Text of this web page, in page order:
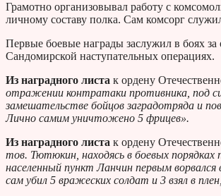
Грамотно организовывал работу с
личному составу полка. Сам комсорг
Первые боевые награды заслужил в боях
Сандомирской наступательных операциях.
Из наградного листа к ордену
отражении контратаки противника, под
замешательстве бойцов заградотряда и
Лично самим уничтожено 5 фрицев».
Из наградного листа к ордену
тов. Тютюкин, находясь в боевых порядках
населенный пункт Ланчин первым
сам убил 5 вражеских солдат и 3 взял в